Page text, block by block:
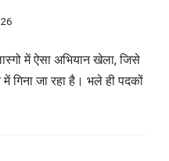
में ऐसा अभियान खेला, जिसे
गिना जा रहा है। भले ही पदकों